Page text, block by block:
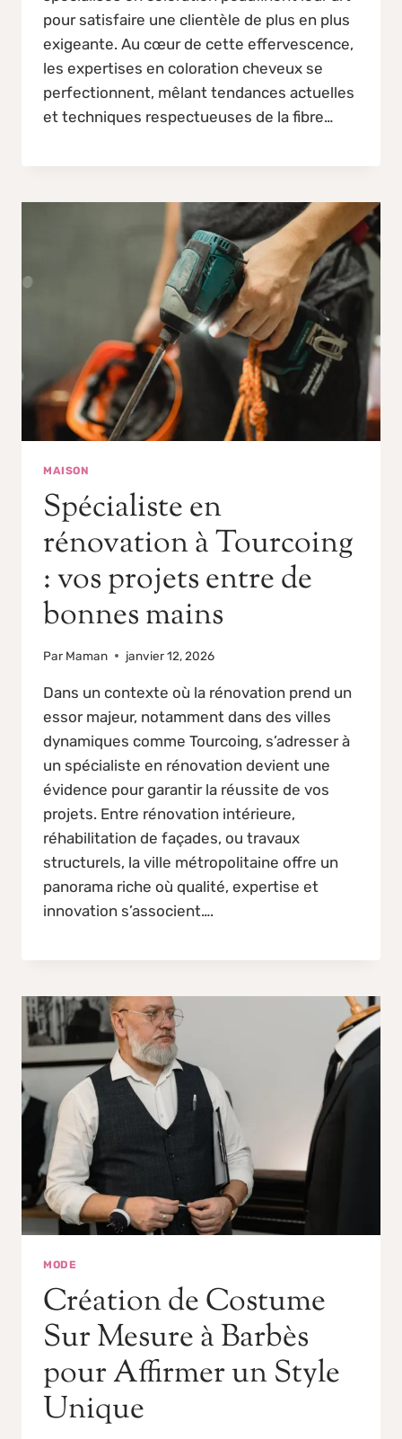
pour satisfaire une clientèle de plus en plus
exigeante. Au cœur de cette effervescence,
les expertises en coloration cheveux se
perfectionnent, mêlant tendances actuelles
et techniques respectueuses de la fibre…
MAISON
Spécialiste en
rénovation à Tourcoing
: vos projets entre de
bonnes mains
Par Maman janvier 12, 2026
Dans un contexte où la rénovation prend un
essor majeur, notamment dans des villes
dynamiques comme Tourcoing, s’adresser à
un spécialiste en rénovation devient une
évidence pour garantir la réussite de vos
projets. Entre rénovation intérieure,
réhabilitation de façades, ou travaux
structurels, la ville métropolitaine offre un
panorama riche où qualité, expertise et
innovation s’associent….
MODE
Création de Costume
Sur Mesure à Barbès
pour Affirmer un Style
Unique